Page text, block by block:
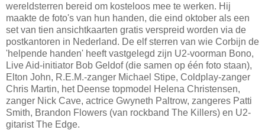
wereldsterren bereid om kosteloos mee te werken. Hij
maakte de foto's van hun handen, die eind oktober als een
set van tien ansichtkaarten gratis verspreid worden via de
postkantoren in Nederland. De elf sterren van wie Corbijn de
'helpende handen' heeft vastgelegd zijn U2-voorman Bono,
Live Aid-initiator Bob Geldof (die samen op één foto staan),
Elton John, R.E.M.-zanger Michael Stipe, Coldplay-zanger
Chris Martin, het Deense topmodel Helena Christensen,
zanger Nick Cave, actrice Gwyneth Paltrow, zangeres Patti
Smith, Brandon Flowers (van rockband The Killers) en U2-
gitarist The Edge.